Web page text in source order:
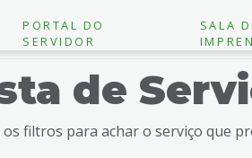
PORTAL DO
SERVIDOR
SALA
de
os filtros para achar o serviço que